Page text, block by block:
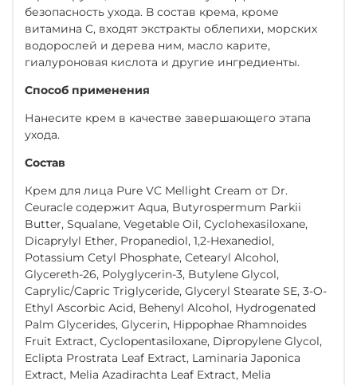
безопасность ухода. В состав крема, кроме
витамина C, входят экстракты облепихи, морских
водорослей и дерева ним, масло карите,
гиалуроновая кислота и другие ингредиенты.
Способ применения
Нанесите крем в качестве завершающего этапа
ухода.
Состав
Крем для лица Pure VC Mellight Cream от Dr.
Ceuracle содержит Aqua, Butyrospermum Parkii
Butter, Squalane, Vegetable Oil, Cyclohexasiloxane,
Dicaprylyl Ether, Propanediol, 1,2-Hexanediol,
Potassium Cetyl Phosphate, Cetearyl Alcohol,
Glycereth-26, Polyglycerin-3, Butylene Glycol,
Caprylic/Capric Triglyceride, Glyceryl Stearate SE, 3-O-
Ethyl Ascorbic Acid, Behenyl Alcohol, Hydrogenated
Palm Glycerides, Glycerin, Hippophae Rhamnoides
Fruit Extract, Cyclopentasiloxane, Dipropylene Glycol,
Eclipta Prostrata Leaf Extract, Laminaria Japonica
Extract, Melia Azadirachta Leaf Extract, Melia